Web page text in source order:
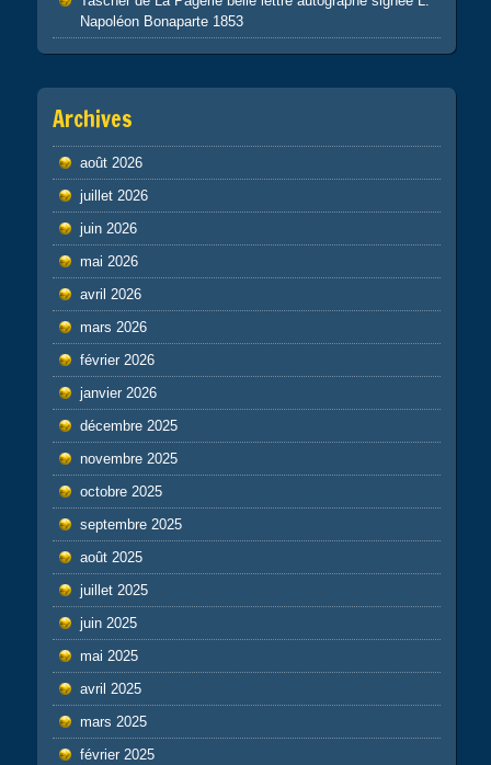
Napoléon Bonaparte 1853
Archives
août 2026
juillet 2026
juin 2026
mai 2026
avril 2026
mars 2026
février 2026
janvier 2026
décembre 2025
novembre 2025
octobre 2025
septembre 2025
août 2025
juillet 2025
juin 2025
mai 2025
avril 2025
mars 2025
février 2025